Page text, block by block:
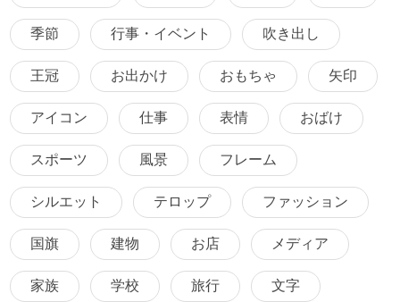
季節 行事・イベント 吹き出し
王冠 お出かけ おもちゃ 矢印
アイコン 仕事 表情 おばけ
スポーツ 風景 フレーム
シルエット テロップ ファッション
国旗 建物 お店 メディア
家族 学校 旅行 文字